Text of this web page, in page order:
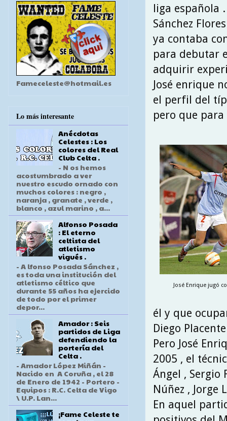
liga española
Sánchez
ya contaba
para debutar
adquirir
José enrique
el perfil del
pero que
José Enrique jugó
él y que
Diego
Pero José
2005 , el
Ángel , Sergio
Núñez , Jorge
En aquel
Fameceleste@hotmail.es
Lo más interesante
Anécdotas
Celestes : Los
colores del Real
Club Celta .
- N os hemos
acostumbrado a ver
nuestro escudo ornado con
muchos colores : negro ,
naranja , granate , verde ,
blanco , azul marino , a...
Alfonso Posada
: El eterno
celtista del
atletismo
vigués .
- A lfonso Posada Sánchez ,
es toda una institución del
atletismo céltico que
durante 55 años ha ejercido
de todo por el primer
depor...
Amador : Seis
partidos de Liga
defendiendo la
portería del
Celta .
- Amador López Miñán -
Nacido en A Coruña , el 28
de Enero de 1942 - Portero -
Equipos : R.C. Celta de Vigo
\ U.P. Lan...
¡Fame Celeste te